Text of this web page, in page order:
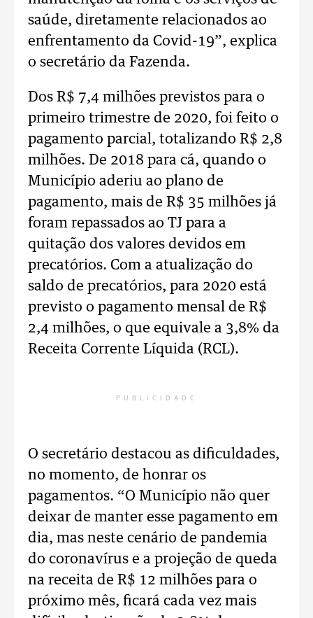
saúde, diretamente relacionados ao
enfrentamento da Covid-19”, explica
o secretário da Fazenda.
Dos R$ 7,4 milhões previstos para o
primeiro trimestre de 2020, foi feito o
pagamento parcial, totalizando R$ 2,8
milhões. De 2018 para cá, quando o
Município aderiu ao plano de
pagamento, mais de R$ 35 milhões já
foram repassados ao TJ para a
quitação dos valores devidos em
precatórios. Com a atualização do
saldo de precatórios, para 2020 está
previsto o pagamento mensal de R$
2,4 milhões, o que equivale a 3,8% da
Receita Corrente Líquida (RCL).
PUBLICIDADE
O secretário destacou as dificuldades,
no momento, de honrar os
pagamentos. “O Município não quer
deixar de manter esse pagamento em
dia, mas neste cenário de pandemia
do coronavírus e a projeção de queda
na receita de R$ 12 milhões para o
próximo mês, ficará cada vez mais